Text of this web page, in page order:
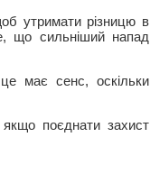
утримати різницю в
що сильніший напад
має сенс, оскільки
поєднати захист